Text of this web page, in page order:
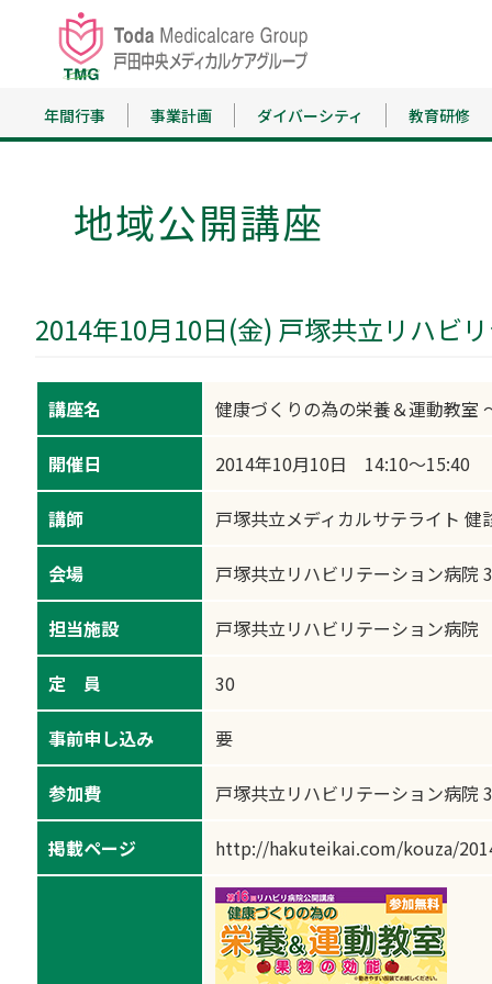
年間行事 事業計画 ダイバーシティ 教育研修
地域公開講座
2014年10月10日(金) 戸塚共立リハビ
講座名 健康づくりの為の栄養＆運動教室
開催日 2014年10月10日 14:10～15:40
講師 戸塚共立メディカルサテライト
会場 戸塚共立リハビリテーション病院
担当施設 戸塚共立リハビリテーション病院
定 員 30
事前申し込み 要
参加費 戸塚共立リハビリテーション病院
掲載ページ http://hakuteikai.com/kouza/